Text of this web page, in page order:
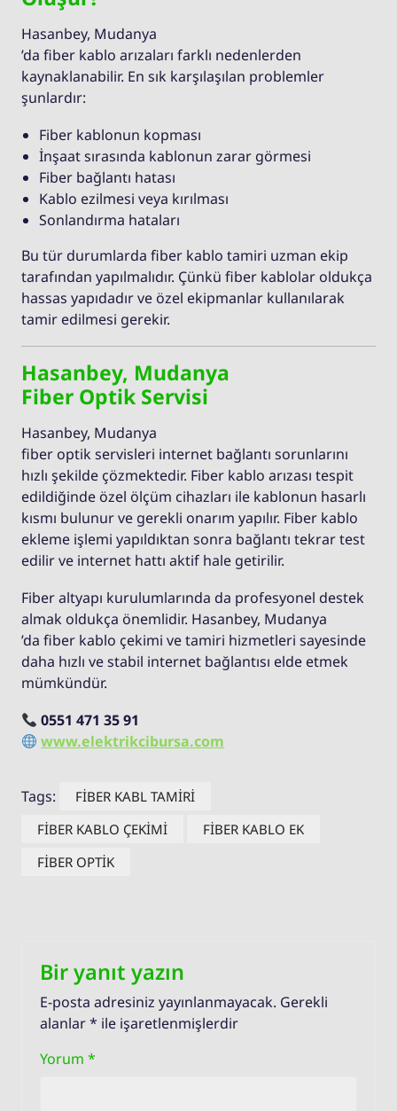
Hasanbey, Mudanya
’da fiber kablo arızaları farklı nedenlerden
kaynaklanabilir. En sık karşılaşılan problemler
şunlardır:
Fiber kablonun kopması
İnşaat sırasında kablonun zarar görmesi
Fiber bağlantı hatası
Kablo ezilmesi veya kırılması
Sonlandırma hataları
Bu tür durumlarda fiber kablo tamiri uzman ekip
tarafından yapılmalıdır. Çünkü fiber kablolar oldukça
hassas yapıdadır ve özel ekipmanlar kullanılarak
tamir edilmesi gerekir.
Hasanbey, Mudanya
Fiber Optik Servisi
Hasanbey, Mudanya
fiber optik servisleri internet bağlantı sorunlarını
hızlı şekilde çözmektedir. Fiber kablo arızası tespit
edildiğinde özel ölçüm cihazları ile kablonun hasarlı
kısmı bulunur ve gerekli onarım yapılır. Fiber kablo
ekleme işlemi yapıldıktan sonra bağlantı tekrar test
edilir ve internet hattı aktif hale getirilir.
Fiber altyapı kurulumlarında da profesyonel destek
almak oldukça önemlidir. Hasanbey, Mudanya
’da fiber kablo çekimi ve tamiri hizmetleri sayesinde
daha hızlı ve stabil internet bağlantısı elde etmek
mümkündür.
0551 471 35 91
www.elektrikcibursa.com
Tags:
FİBER KABL TAMİRİ
FİBER KABLO ÇEKİMİ
FİBER KABLO EK
FİBER OPTİK
Bir yanıt yazın
E-posta adresiniz yayınlanmayacak. Gerekli
alanlar* ile işaretlenmişlerdir
Yorum *